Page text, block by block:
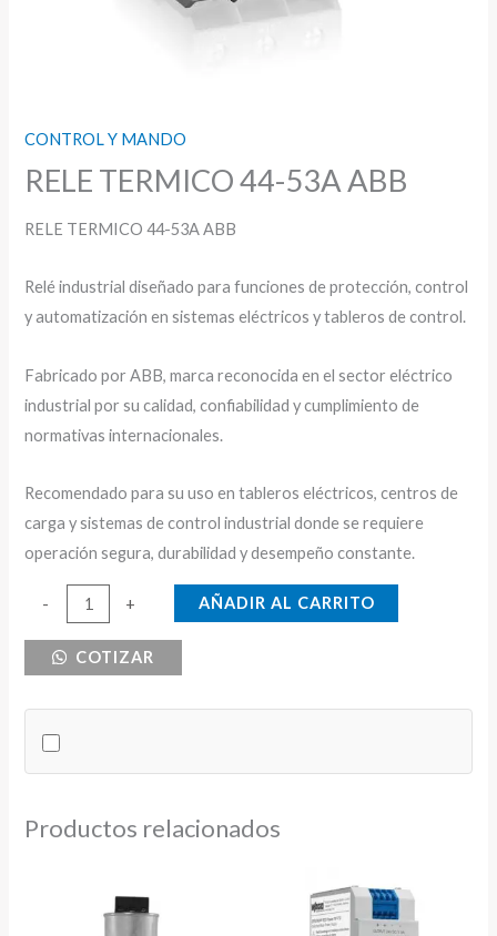
CONTROL Y MANDO
RELE TERMICO 44-53A ABB
RELE TERMICO 44-53A ABB
Relé industrial diseñado para funciones de protección, control
y automatización en sistemas eléctricos y tableros de control.
Fabricado por ABB, marca reconocida en el sector eléctrico
industrial por su calidad, confiabilidad y cumplimiento de
normativas internacionales.
Recomendado para su uso en tableros eléctricos, centros de
carga y sistemas de control industrial donde se requiere
operación segura, durabilidad y desempeño constante.
-
TERMICO
cantidad
+ AÑADIR AL CARRITO
COTIZAR
Productos relacionados